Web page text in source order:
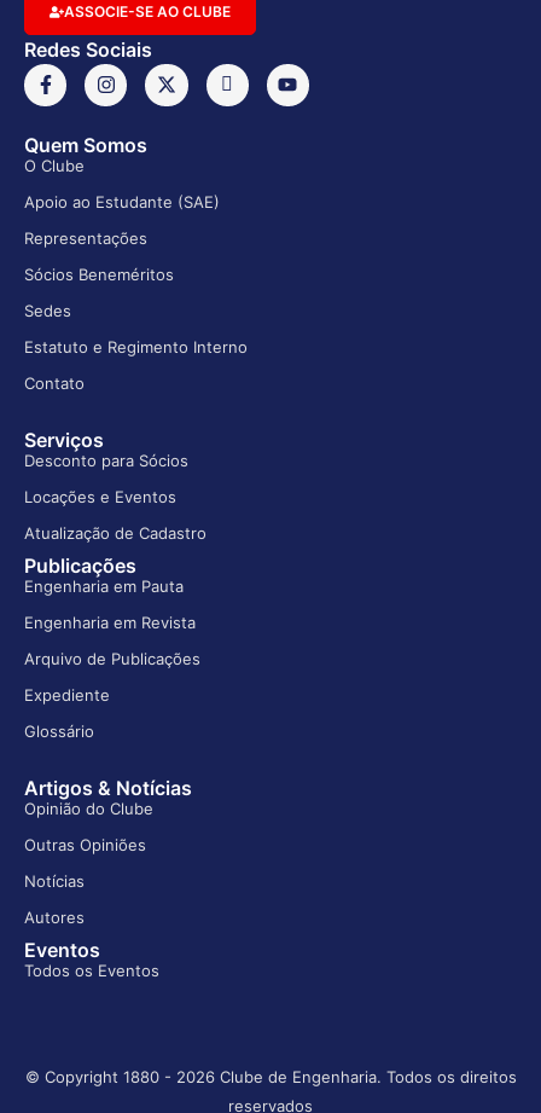
ASSOCIE-SE AO CLUBE
Redes Sociais
Quem Somos
O Clube
Apoio ao Estudante (SAE)
Representações
Sócios Beneméritos
Sedes
Estatuto e Regimento Interno
Contato
Serviços
Desconto para Sócios
Locações e Eventos
Atualização de Cadastro
Publicações
Engenharia em Pauta
Engenharia em Revista
Arquivo de Publicações
Expediente
Glossário
Artigos & Notícias
Opinião do Clube
Outras Opiniões
Notícias
Autores
Eventos
Todos os Eventos
© Copyright 1880 - 2026 Clube de Engenharia. Todos os direitos
reservados